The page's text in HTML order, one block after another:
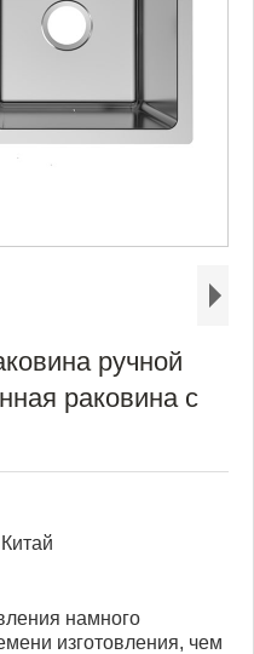
ручной
раковина с
Китай
намного
изготовления, чем